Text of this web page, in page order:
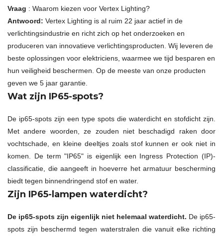
Vraag : Waarom kiezen voor Vertex Lighting?
Antwoord: Vertex Lighting is al ruim 22 jaar actief in de
verlichtingsindustrie en richt zich op het onderzoeken en
produceren van innovatieve verlichtingsproducten. Wij leveren de
beste oplossingen voor elektriciens, waarmee we tijd besparen en
hun veiligheid beschermen. Op de meeste van onze producten
geven we 5 jaar garantie.
Wat zijn IP65-spots?
De ip65-spots zijn een type spots die waterdicht en stofdicht zijn.
Met andere woorden, ze zouden niet beschadigd raken door
vochtschade, en kleine deeltjes zoals stof kunnen er ook niet in
komen. De term "IP65" is eigenlijk een Ingress Protection (IP)-
classificatie, die aangeeft in hoeverre het armatuur bescherming
biedt tegen binnendringend stof en water.
Zijn IP65-lampen waterdicht?
De ip65-spots zijn eigenlijk niet helemaal waterdicht. De ip65-
spots zijn beschermd tegen waterstralen die vanuit elke richting